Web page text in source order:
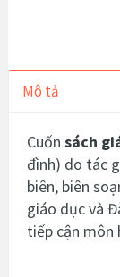
Mô tả
Cuốn sách
đình) do tác
biên, biên
giáo dục và
tiếp cận môn